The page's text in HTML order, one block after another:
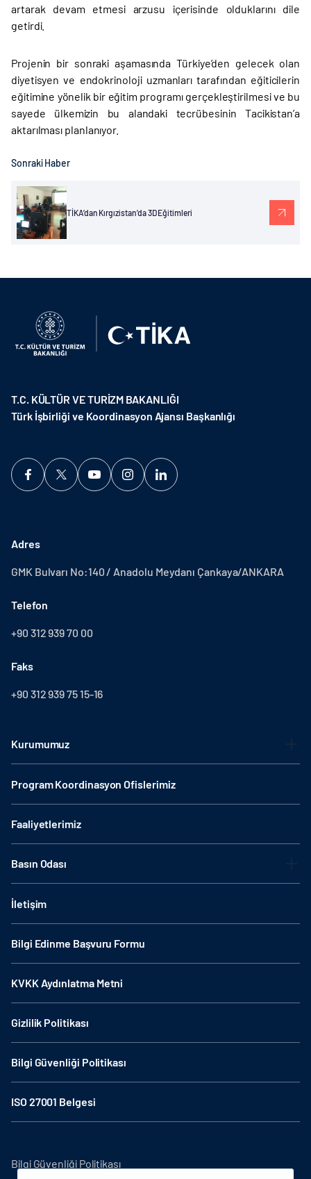
artarak devam etmesi arzusu içerisinde olduklarını dile
getirdi.
Projenin bir sonraki aşamasında Türkiye’den gelecek olan
diyetisyen ve endokrinoloji uzmanları tarafından eğiticilerin
eğitimine yönelik bir eğitim programı gerçekleştirilmesi ve bu
sayede ülkemizin bu alandaki tecrübesinin Tacikistan’a
aktarılması planlanıyor.
Sonraki Haber
TİKA’dan Kırgızistan’da 3D Eğitimleri
T.C. KÜLTÜR VE TURİZM BAKANLIĞI
Türk İşbirliği ve Koordinasyon Ajansı Başkanlığı
Adres
GMK Bulvarı No:140 / Anadolu Meydanı Çankaya/ANKARA
Telefon
+90 312 939 70 00
Faks
+90 312 939 75 15-16
Kurumumuz
Program Koordinasyon Ofislerimiz
Faaliyetlerimiz
Basın Odası
İletişim
Bilgi Edinme Başvuru Formu
KVKK Aydınlatma Metni
Gizlilik Politikası
Bilgi Güvenliği Politikası
ISO 27001 Belgesi
Bilgi Güvenliği Politikası